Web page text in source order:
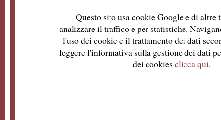
Questo sito usa cookie Google e di altre
analizzare il traffico e per statistiche.
l'uso dei cookie e il trattamento dei dati
leggere l'informativa sulla gestione dei dati
dei cookies clicca qui.